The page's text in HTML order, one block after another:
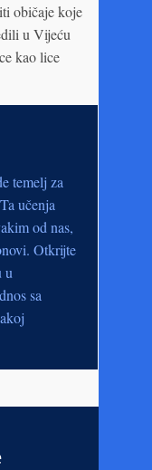
običaje koje
u Vijeću
kao lice
temelj za
učenja
od nas,
Otkrijte
u
sa